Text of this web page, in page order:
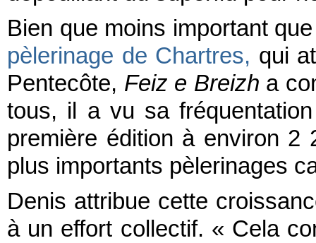
Bien que moins important
pèlerinage de Chartres, qui
Pentecôte, Feiz e Breizh a
tous, il a vu sa
première édition à environ
plus importants pèlerinages
Denis attribue cette
à un effort collectif. « Cela